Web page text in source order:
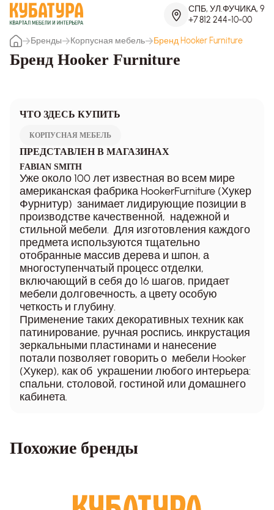
СПБ, УЛ.ФУЧИКА, 9
+7 812 244-10-00
Бренды
Корпусная мебель Бренд Hooker Furniture
Бренд Hooker Furniture
ЧТО ЗДЕСЬ КУПИТЬ
КОРПУСНАЯ МЕБЕЛЬ
ПРЕДСТАВЛЕН В МАГАЗИНАХ
FABIAN SMITH
Уже около 100 лет известная во всем мире
американская фабрика HookerFurniture (Хукер
Фурнитур) занимает лидирующие позиции в
производстве качественной, надежной и
стильной мебели. Для изготовления каждого
предмета используются тщательно
отобранные массив дерева и шпон, а
многоступенчатый процесс отделки,
включающий в себя до 16 шагов, придает
мебели долговечность, а цвету особую
четкость и глубину.
Применение таких декоративных техник как
патинирование, ручная роспись, инкрустация
зеркальными пластинами и нанесение
потали позволяет говорить о мебели Hooker
(Хукер), как об украшении любого интерьера:
спальни, столовой, гостиной или домашнего
кабинета.
Похожие бренды